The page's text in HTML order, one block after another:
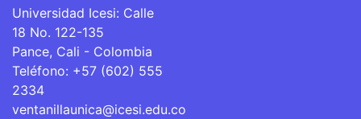
Universidad Icesi: Calle
18 No. 122-135
Pance, Cali - Colombia
Teléfono: +57 (602) 555
2334
ventanillaunica@icesi.edu.co